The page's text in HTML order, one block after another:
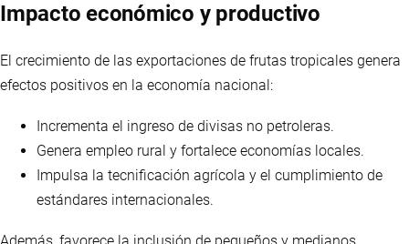
Impacto económico y productivo
El crecimiento de las exportaciones de frutas tropicales genera
efectos positivos en la economía nacional:
Incrementa el ingreso de divisas no petroleras.
Genera empleo rural y fortalece economías locales.
Impulsa la tecnificación agrícola y el cumplimiento de
estándares internacionales.